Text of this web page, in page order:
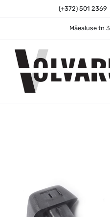
(+372) 501 2369
Mäealuse tn